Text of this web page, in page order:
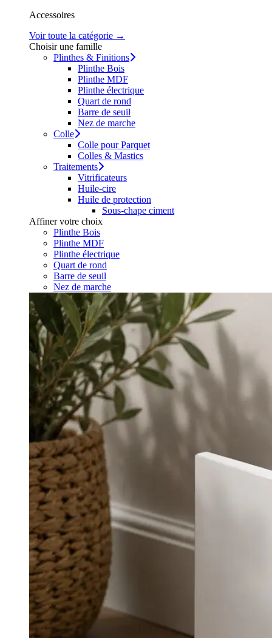
Accessoires
Voir toute la catégorie →
Choisir une famille
Plinthes & Finitions
Plinthe Bois
Plinthe MDF
Plinthe électrique
Quart de rond
Barre de seuil
Nez de marche
Colle
Colle pour Parquet
Colles & Mastics
Traitements
Vitrificateurs
Huile-cire
Huile de protection
Sous-chape ciment
Affiner votre choix
Plinthe Bois
Plinthe MDF
Plinthe électrique
Quart de rond
Barre de seuil
Nez de marche